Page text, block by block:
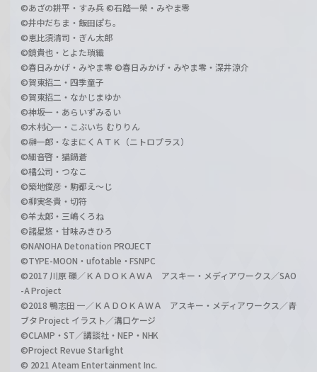
©あざの耕平・すみ兵 ©石踏一榮・みやま零
©井中だちま・飯田ぽち。
©恵比須清司・ぎん太郎
©鏡貴也・とよた瑣織
©春日みかげ・みやま零 ©春日みかげ・みやま零・深井涼介
©賀東招二・四季童子
©賀東招二・なかじまゆか
©神坂一・あらいずみるい
©木村心一・こぶいち むりりん
©榊一郎・なまにくＡＴＫ（ニトロプラス）
©細音啓・猫鍋蒼
©橘公司・つなこ
©築地俊彦・駒都え～じ
©柳実冬貴・切符
©羊太郎・三嶋くろね
©諸星悠・甘味みきひろ
©NANOHA Detonation PROJECT
©TYPE-MOON・ufotable・FSNPC
©2017 川原 礫／ＫＡＤＯＫＡＷＡ アスキー・メディアワークス／SAO
-A Project
©2018 鴨志田 一／ＫＡＤＯＫＡＷＡ アスキー・メディアワークス／青
ブタ Project イラスト／溝口ケージ
©CLAMP・ST／講談社・NEP・NHK
©Project Revue Starlight
© 2021 Ateam Entertainment Inc.